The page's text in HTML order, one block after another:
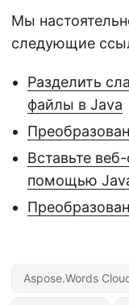
Мы
следующие
Разделить
файлы в Java
Вставьте
помощью
Aspose.Words